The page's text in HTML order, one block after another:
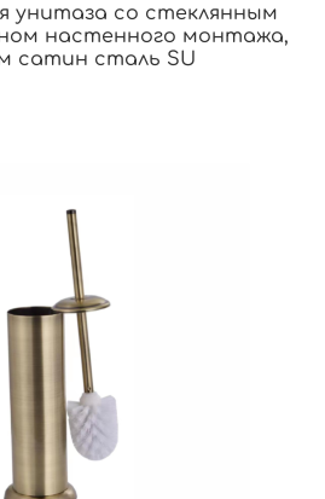
унитаза со стеклянным
настенного монтажа,
сатин сталь SU